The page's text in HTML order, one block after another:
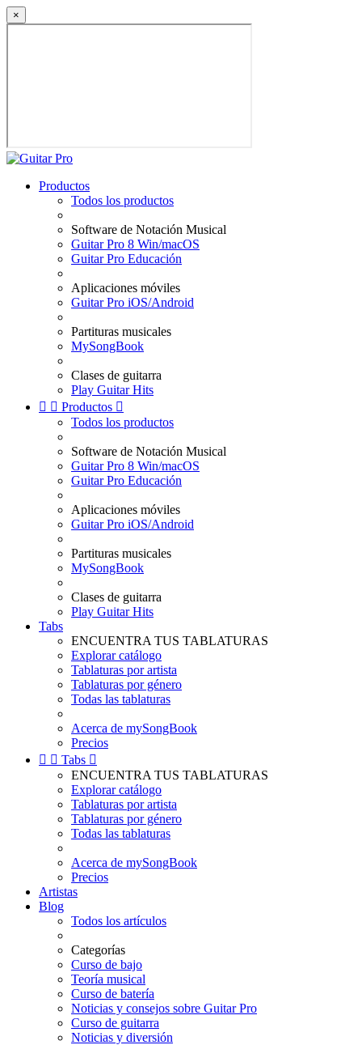
×
Productos
Todos los productos
Software de Notación Musical
Guitar Pro 8 Win/macOS
Guitar Pro Educación
Aplicaciones móviles
Guitar Pro iOS/Android
Partituras musicales
MySongBook
Clases de guitarra
Play Guitar Hits
  Productos 
Todos los productos
Software de Notación Musical
Guitar Pro 8 Win/macOS
Guitar Pro Educación
Aplicaciones móviles
Guitar Pro iOS/Android
Partituras musicales
MySongBook
Clases de guitarra
Play Guitar Hits
Tabs
ENCUENTRA TUS TABLATURAS
Explorar catálogo
Tablaturas por artista
Tablaturas por género
Todas las tablaturas
Acerca de mySongBook
Precios
  Tabs 
ENCUENTRA TUS TABLATURAS
Explorar catálogo
Tablaturas por artista
Tablaturas por género
Todas las tablaturas
Acerca de mySongBook
Precios
Artistas
Blog
Todos los artículos
Categorías
Curso de bajo
Teoría musical
Curso de batería
Noticias y consejos sobre Guitar Pro
Curso de guitarra
Noticias y diversión